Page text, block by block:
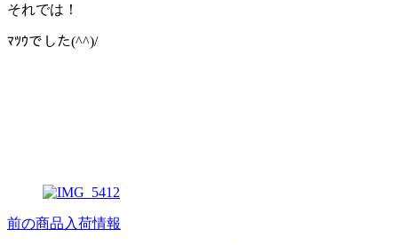
それでは！
ﾏﾂｳでした(^^)/
前の商品入荷情報